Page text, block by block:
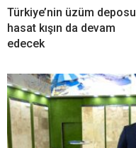
Türkiye’nin üzüm
hasat kışın da devam
edecek